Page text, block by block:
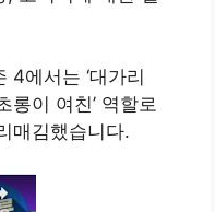
4에서는 ‘대가리
롱이 여친’ 역할로
매김했습니다.